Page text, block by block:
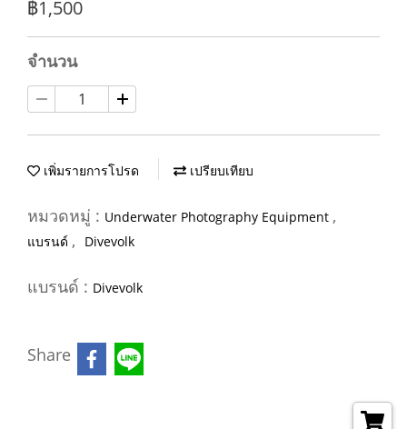
฿1,500
จำนวน
เพิ่มรายการโปรด เปรียบเทียบ
หมวดหมู่ : Underwater Photography Equipment ,
แบรนด์ , Divevolk
แบรนด์ : Divevolk
Share